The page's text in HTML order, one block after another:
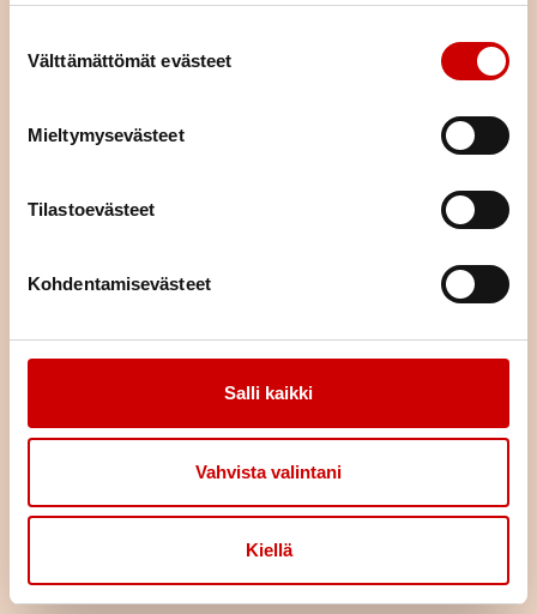
Välttämättömät evästeet
Mieltymysevästeet
Tilastoevästeet
Kohdentamisevästeet
Salli kaikki
Vahvista valintani
Kiellä
paikallista, alueellista ja valtakunnallista sydäntyötä.
tarjoamme mahdollisuuden kokemusten jakamiseen sekä
annamme vertaistukea. Liittymällä jäseneksi saat neljä kertaa
vuodessa ilmestyvän laadukkaan Sydän-lehden, joka tarjoaa
ajankohtaista tietoa sydänterveydestä.
LIITY JÄSENEKSI